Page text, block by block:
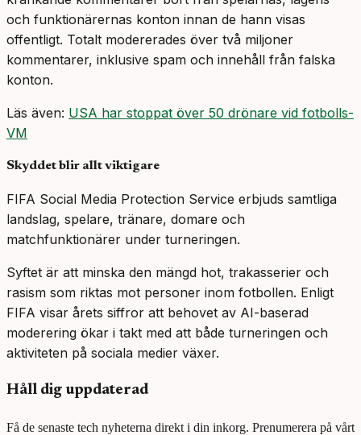
och funktionärernas konton innan de hann visas
offentligt. Totalt modererades över två miljoner
kommentarer, inklusive spam och innehåll från falska
konton.
Läs även: USA har stoppat över 50 drönare vid fotbolls-
VM
Skyddet blir allt viktigare
FIFA Social Media Protection Service erbjuds samtliga
landslag, spelare, tränare, domare och
matchfunktionärer under turneringen.
Syftet är att minska den mängd hot, trakasserier och
rasism som riktas mot personer inom fotbollen. Enligt
FIFA visar årets siffror att behovet av AI-baserad
moderering ökar i takt med att både turneringen och
aktiviteten på sociala medier växer.
Håll dig uppdaterad
Få de senaste tech nyheterna direkt i din inkorg. Prenumerera på vårt